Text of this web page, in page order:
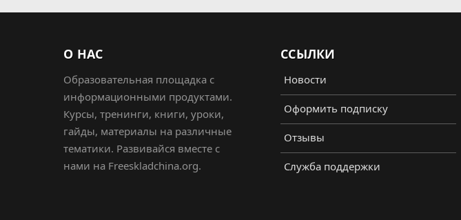
О НАС
Образовательная площадка с
информационными продуктами.
Курсы, тренинги, книги, уроки,
гайды, материалы на различные
тематики. Развивайся вместе с
нами на Freeskladchina.org.
ССЫЛКИ
Новости
Оформить подписку
Отзывы
Служба поддержки